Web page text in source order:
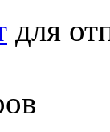
для